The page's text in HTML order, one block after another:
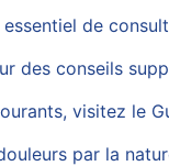
de
des conseils
visitez le
par la